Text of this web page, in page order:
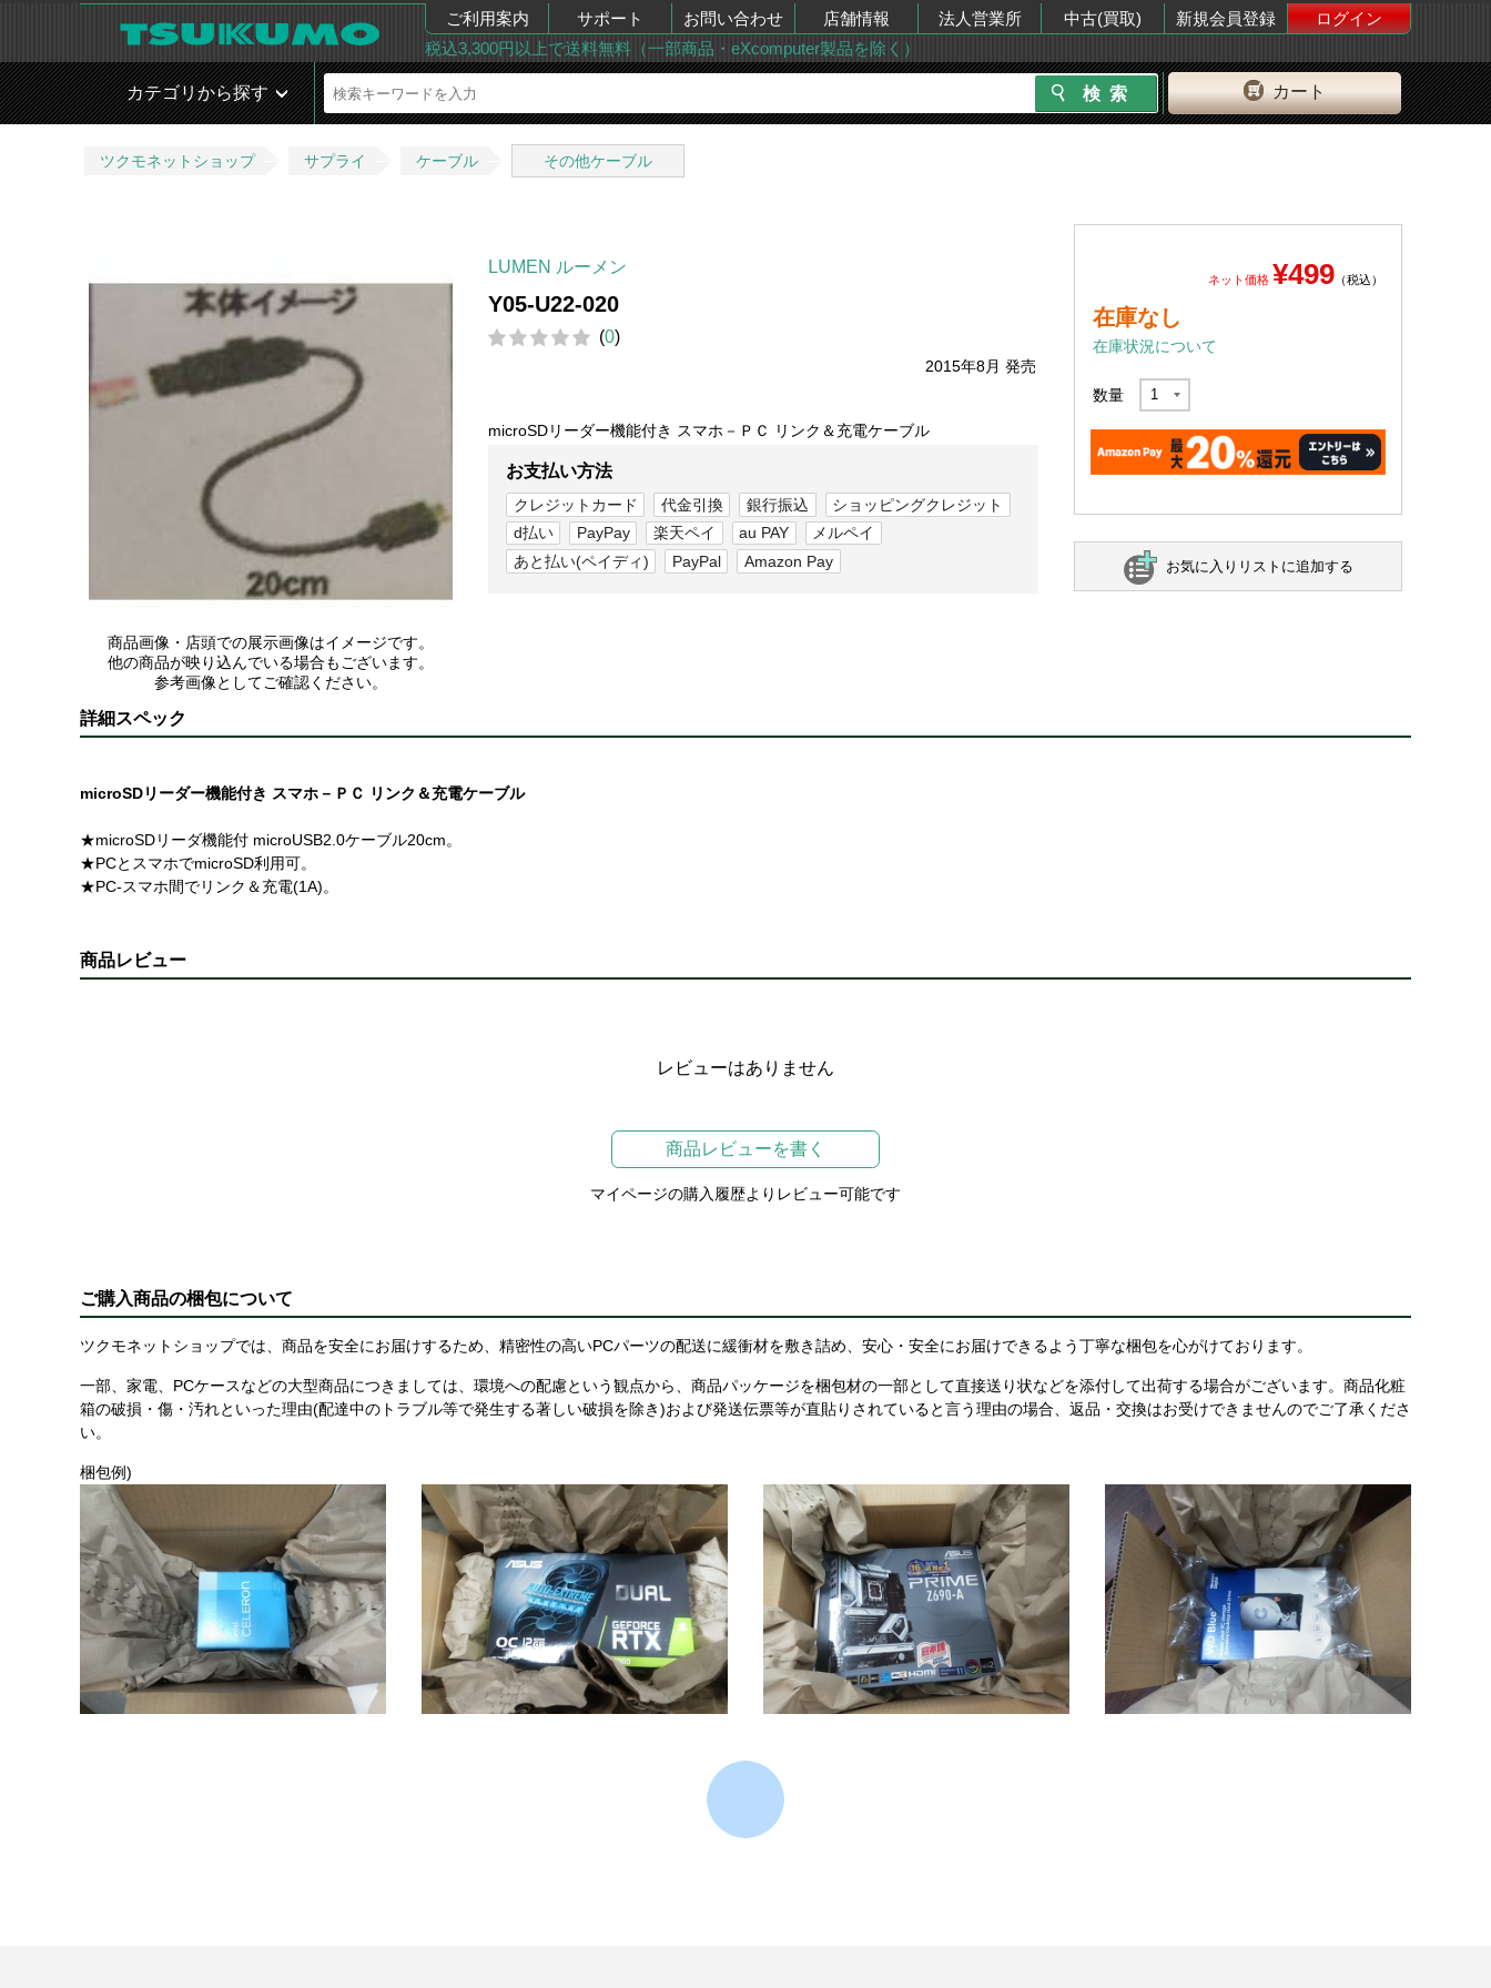
ご利用案内 サポート お問い合わせ 店舗情報 法人営業所 中古(買取) 新規会員登録
ログイン
税込3,300円以上で送料無料（一部商品・eXcomputer製品を除く）
カート
カテゴリから探す
ツクモネットショップ サプライ ケーブル その他ケーブル
商品画像・店頭での展示画像はイメージです。
他の商品が映り込んでいる場合もございます。
参考画像としてご確認ください。
LUMEN ルーメン
Y05-U22-020
(0)
2015年8月 発売
microSDリーダー機能付き スマホ－ＰＣ リンク＆充電ケーブル
お支払い方法
クレジットカード 代金引換 銀行振込
ショッピングクレジット
d払い
PayPay 楽天ペイ au PAY
メルペイ
あと払い(ペイディ)
PayPal Amazon Pay
ネット価格 ¥499 （税込）
在庫なし
在庫状況について
数量
お気に入りリストに追加する
詳細スペック
microSDリーダー機能付き スマホ－ＰＣ リンク＆充電ケーブル
★microSDリーダ機能付 microUSB2.0ケーブル20cm。
★PCとスマホでmicroSD利用可。
★PC-スマホ間でリンク＆充電(1A)。
商品レビュー
レビューはありません
商品レビューを書く
マイページの購入履歴よりレビュー可能です
ご購入商品の梱包について
ツクモネットショップでは、商品を安全にお届けするため、精密性の高いPCパーツの配送に緩衝材を敷き詰め、安心・安全にお届けできるよう丁寧な梱包を心がけております。
一部、家電、PCケースなどの大型商品につきましては、環境への配慮という観点から、商品パッケージを梱包材の一部として直接送り状などを添付して出荷する場合がございます。商品化粧
箱の破損・傷・汚れといった理由(配達中のトラブル等で発生する著しい破損を除き)および発送伝票等が直貼りされていると言う理由の場合、返品・交換はお受けできませんのでご了承くださ
い。
梱包例)